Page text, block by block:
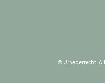
© Urheberrecht.